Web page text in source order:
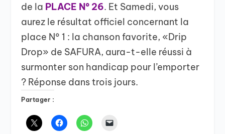
de la PLACE N° 26. Et Samedi, vous
aurez le résultat officiel concernant la
place N° 1 : la chanson favorite, «Drip
Drop» de SAFURA, aura-t-elle réussi à
surmonter son handicap pour l’emporter
? Réponse dans trois jours.
Partager :